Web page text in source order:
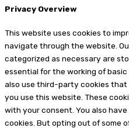
Privacy Overview
This website uses cookies to
navigate through the website.
categorized as necessary are
essential for the working of
also use third-party cookies that
you use this website. These
with your consent. You also
cookies. But opting out of some